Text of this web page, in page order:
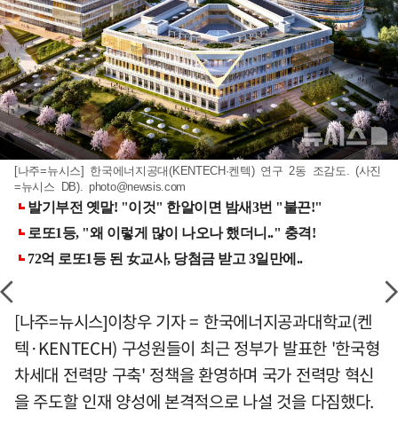
[나주=뉴시스] 한국에너지공대(KENTECH·켄텍) 연구 2동 조감도. (사진
=뉴시스 DB). photo@newsis.com
[나주=뉴시스]이창우 기자 = 한국에너지공과대학교(켄
텍·KENTECH) 구성원들이 최근 정부가 발표한 '한국형
차세대 전력망 구축' 정책을 환영하며 국가 전력망 혁신
을 주도할 인재 양성에 본격적으로 나설 것을 다짐했다.